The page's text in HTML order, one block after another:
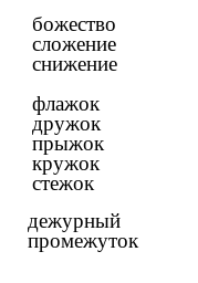
божество
сложение
снижение
флажок
дружок
прыжок
кружок
стежок
дежурный
промежуток